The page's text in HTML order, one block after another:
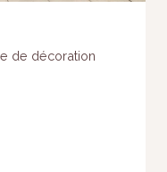
de décoration